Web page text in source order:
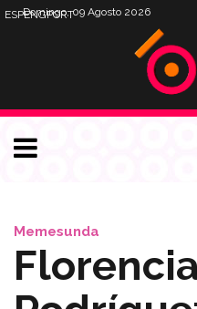
Domingo, 09 Agosto 2026
ESPENGPORT
Memesunda